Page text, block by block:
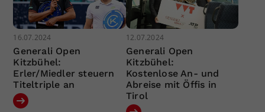
16.07.2024
Generali Open
Kitzbühel:
Erler/Miedler steuern
Titeltriple an
12.07.2024
Generali Open
Kitzbühel:
Kostenlose An- und
Abreise mit Öffis in
Tirol